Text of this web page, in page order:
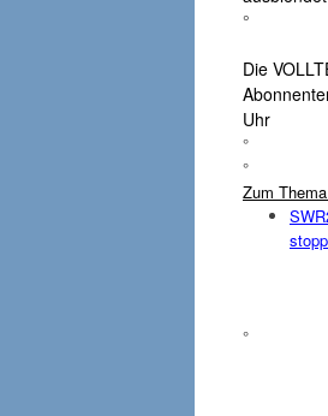
°
Die
Uhr
°
°
Zum
°